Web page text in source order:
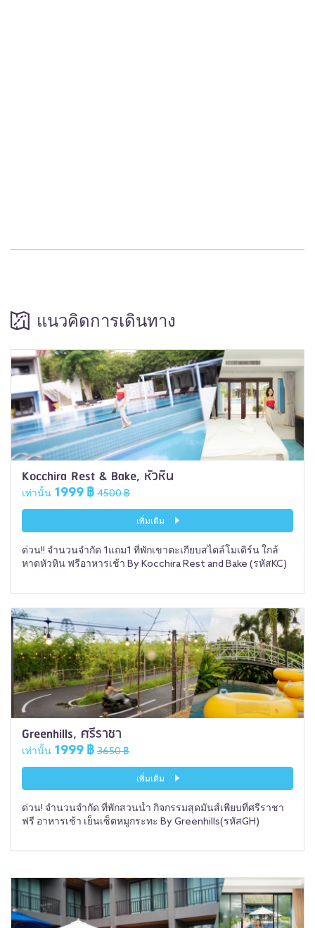
แนวคิดการเดินทาง
Kocchira Rest & Bake, หัวหิน
เท่านั้น 1999 ฿ 4500 ฿
เพิ่มเติม
ด่วน!! จำนวนจำกัด 1แถม1 ที่พักเขาตะเกียบสไตล์โมเดิร์น ใกล้
หาดหัวหิน ฟรีอาหารเช้า By Kocchira Rest and Bake (รหัสKC)
Greenhills, ศรีราชา
เท่านั้น 1999 ฿ 3650 ฿
เพิ่มเติม
ด่วน! จำนวนจำกัด ที่พักสวนน้ำ กิจกรรมสุดมันส์เพียบที่ศรีราชา
ฟรี อาหารเช้า เย็นเซ็ตหมูกระทะ By Greenhills(รหัสGH)